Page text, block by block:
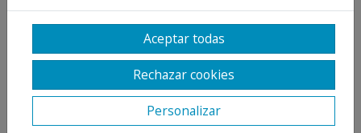
¡Este producto no tiene descripción!
PRODUCTOSRELACIONADOS
Aceptar todas
Rechazar cookies
Personalizar